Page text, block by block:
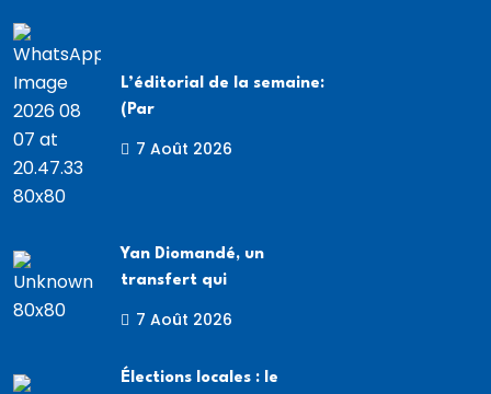
L’éditorial de la semaine:
(Par
7 Août 2026
Yan Diomandé, un
transfert qui
7 Août 2026
Élections locales : le